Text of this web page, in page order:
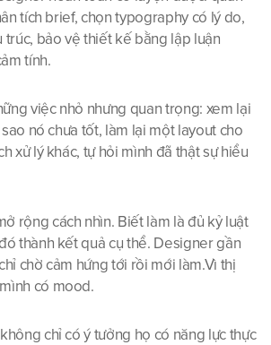
tích brief, chọn typography có lý do,
trúc, bảo vệ thiết kế bằng lập luận
tính.
việc nhỏ nhưng quan trọng: xem lại
nó chưa tốt, làm lại một layout cho
xử lý khác, tự hỏi mình đã thật sự hiểu
rộng cách nhìn. Biết làm là đủ kỷ luật
thành kết quả cụ thể. Designer gần
chờ cảm hứng tới rồi mới làm.Vì thị
có mood.
chỉ có ý tưởng họ có năng lực thực